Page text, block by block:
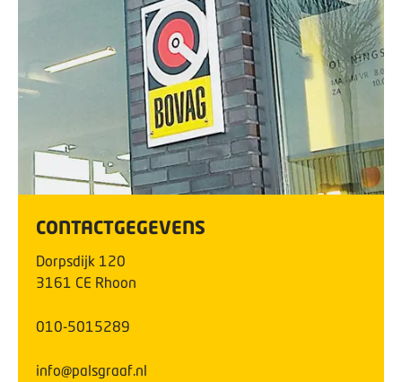
CONTACTGEGEVENS
Dorpsdijk 120
3161 CE Rhoon
010-5015289
info@palsgraaf.nl